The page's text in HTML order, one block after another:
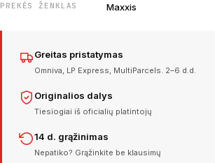
PREKĖS ŽENKLAS Maxxis
Greitas pristatymas
Omniva, LP Express, MultiParcels. 2–6 d.d.
Originalios dalys
Tiesiogiai iš oficialių platintojų
14 d. grąžinimas
Nepatiko? Grąžinkite be klausimų